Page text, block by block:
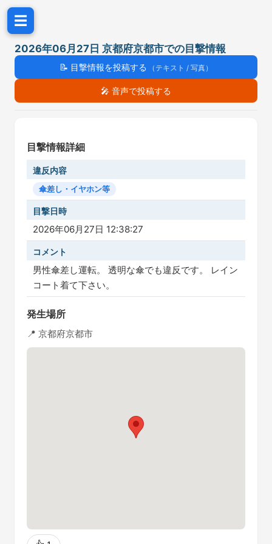
☰
2026年06月27日 京都府京都市での目撃情報
📝 目撃情報を投稿する （テキスト / 写真）
🎤 音声で投稿する
目撃情報詳細
違反内容
傘差し・イヤホン等
目撃日時
2026年06月27日 12:38:27
コメント
男性傘差し運転。 透明な傘でも違反です。 レイン
コート着て下さい。
発生場所
📍 京都府京都市